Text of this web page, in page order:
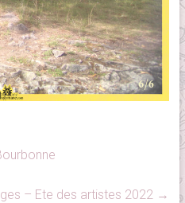
– Ete des artistes 2022 →